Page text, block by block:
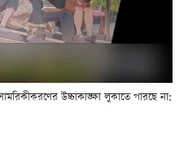
উচ্চাকাঙ্ক্ষা লুকাতে পারছে না: